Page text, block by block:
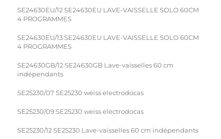
SE24630EU/12 SE24630EU LAVE-VAISSELLE SOLO 60CM
4 PROGRAMMES
SE24630EU/13 SE24630EU LAVE-VAISSELLE SOLO 60CM
4 PROGRAMMES
SE24630GB/12 SE24630GB Lave-vaisselles 60 cm
indépendants
SE25230/07 SE25230 weiss electrodocas
SE25230/09 SE25230 weiss electrodocas
SE25230/12 SE25230 Lave-vaisselles 60 cm indépendants